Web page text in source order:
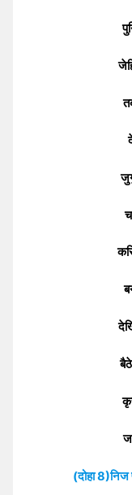
(दोहा